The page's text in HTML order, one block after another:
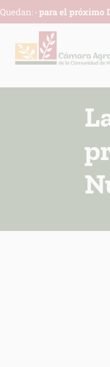
Quedan:-para el próximo